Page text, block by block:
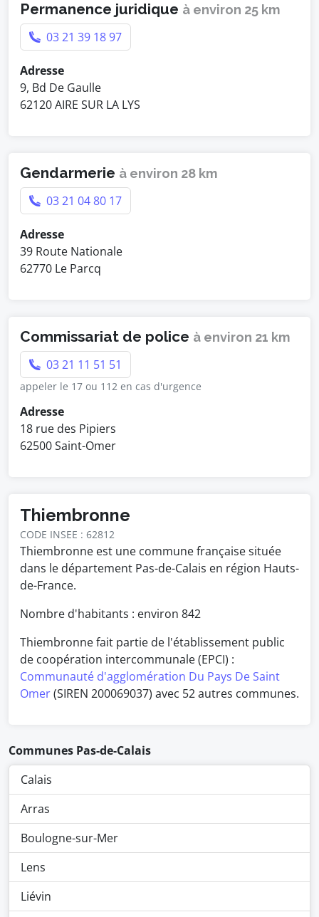
Permanence juridique à environ 25 km
03 21 39 18 97
Adresse
9, Bd De Gaulle
62120 AIRE SUR LA LYS
Gendarmerie à environ 28 km
03 21 04 80 17
Adresse
39 Route Nationale
62770 Le Parcq
Commissariat de police à environ 21 km
03 21 11 51 51
appeler le 17 ou 112 en cas d'urgence
Adresse
18 rue des Pipiers
62500 Saint-Omer
Thiembronne
CODE INSEE : 62812
Thiembronne est une commune française située
dans le département Pas-de-Calais en région Hauts-
de-France.
Nombre d'habitants : environ 842
Thiembronne fait partie de l'établissement public
de coopération intercommunale (EPCI) :
Communauté d'agglomération Du Pays De Saint
Omer(SIREN 200069037) avec 52 autres communes.
Communes Pas-de-Calais
Calais
Arras
Boulogne-sur-Mer
Lens
Liévin